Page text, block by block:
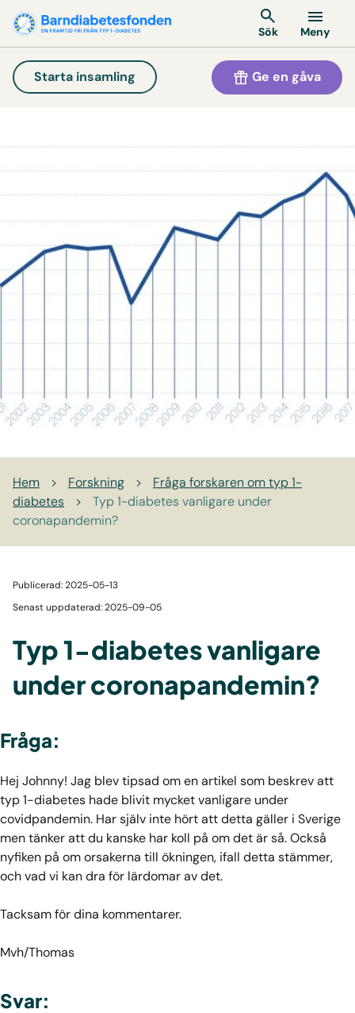
Sök Meny
Starta insamling Ge en gåva
Hem > Forskning >
Fråga forskaren om typ 1-
diabetes
>
Typ 1-diabetes vanligare under
coronapandemin?
Publicerad: 2025-05-13
Senast uppdaterad: 2025-09-05
Typ 1-diabetes vanligare
under coronapandemin?
Fråga:
Hej Johnny! Jag blev tipsad om en artikel som beskrev att
typ 1-diabetes hade blivit mycket vanligare under
covidpandemin. Har själv inte hört att detta gäller i Sverige
men tänker att du kanske har koll på om det är så. Också
nyfiken på om orsakerna till ökningen, ifall detta stämmer,
och vad vi kan dra för lärdomar av det.
Tacksam för dina kommentarer.
Mvh/Thomas
Svar: